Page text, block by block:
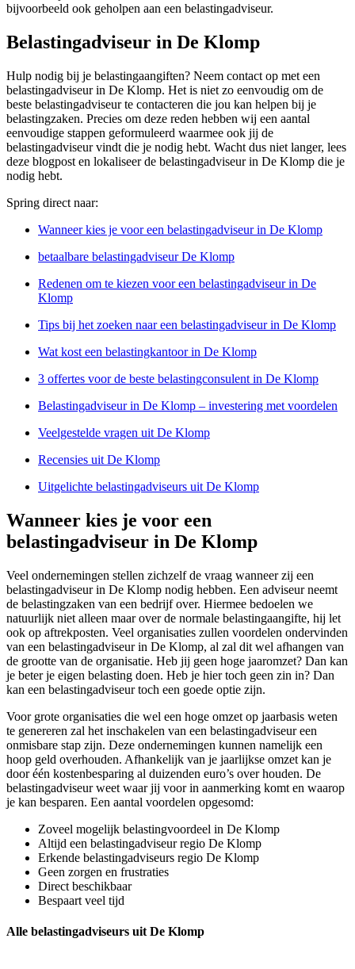
bijvoorbeeld ook geholpen aan een belastingadviseur.
Belastingadviseur in De Klomp
Hulp nodig bij je belastingaangiften? Neem contact op met een
belastingadviseur in De Klomp. Het is niet zo eenvoudig om de
beste belastingadviseur te contacteren die jou kan helpen bij je
belastingzaken. Precies om deze reden hebben wij een aantal
eenvoudige stappen geformuleerd waarmee ook jij de
belastingadviseur vindt die je nodig hebt. Wacht dus niet langer, lees
deze blogpost en lokaliseer de belastingadviseur in De Klomp die je
nodig hebt.
Spring direct naar:
Wanneer kies je voor een belastingadviseur in De Klomp
betaalbare belastingadviseur De Klomp
Redenen om te kiezen voor een belastingadviseur in De
Klomp
Tips bij het zoeken naar een belastingadviseur in De Klomp
Wat kost een belastingkantoor in De Klomp
3 offertes voor de beste belastingconsulent in De Klomp
Belastingadviseur in De Klomp – investering met voordelen
Veelgestelde vragen uit De Klomp
Recensies uit De Klomp
Uitgelichte belastingadviseurs uit De Klomp
Wanneer kies je voor een
belastingadviseur in De Klomp
Veel ondernemingen stellen zichzelf de vraag wanneer zij een
belastingadviseur in De Klomp nodig hebben. Een adviseur neemt
de belastingzaken van een bedrijf over. Hiermee bedoelen we
natuurlijk niet alleen maar over de normale belastingaangifte, hij let
ook op aftrekposten. Veel organisaties zullen voordelen ondervinden
van een belastingadviseur in De Klomp, al zal dit wel afhangen van
de grootte van de organisatie. Heb jij geen hoge jaaromzet? Dan kan
je beter je eigen belasting doen. Heb je hier toch geen zin in? Dan
kan een belastingadviseur toch een goede optie zijn.
Voor grote organisaties die wel een hoge omzet op jaarbasis weten
te genereren zal het inschakelen van een belastingadviseur een
onmisbare stap zijn. Deze ondernemingen kunnen namelijk een
hoop geld overhouden. Afhankelijk van je jaarlijkse omzet kan je
door één kostenbesparing al duizenden euro’s over houden. De
belastingadviseur weet waar jij voor in aanmerking komt en waarop
je kan besparen. Een aantal voordelen opgesomd:
Zoveel mogelijk belastingvoordeel in De Klomp
Altijd een belastingadviseur regio De Klomp
Erkende belastingadviseurs regio De Klomp
Geen zorgen en frustraties
Direct beschikbaar
Bespaart veel tijd
Alle belastingadviseurs uit De Klomp